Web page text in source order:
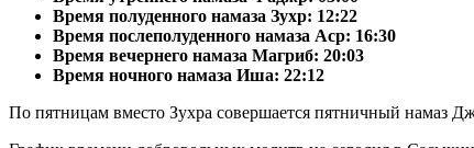
Время полуденного намаза Зухр: 12:22
Время послеполуденного намаза Аср: 16:30
Время вечернего намаза Магриб: 20:03
Время ночного намаза Иша: 22:12
По пятницам вместо Зухра совершается пятничный намаз